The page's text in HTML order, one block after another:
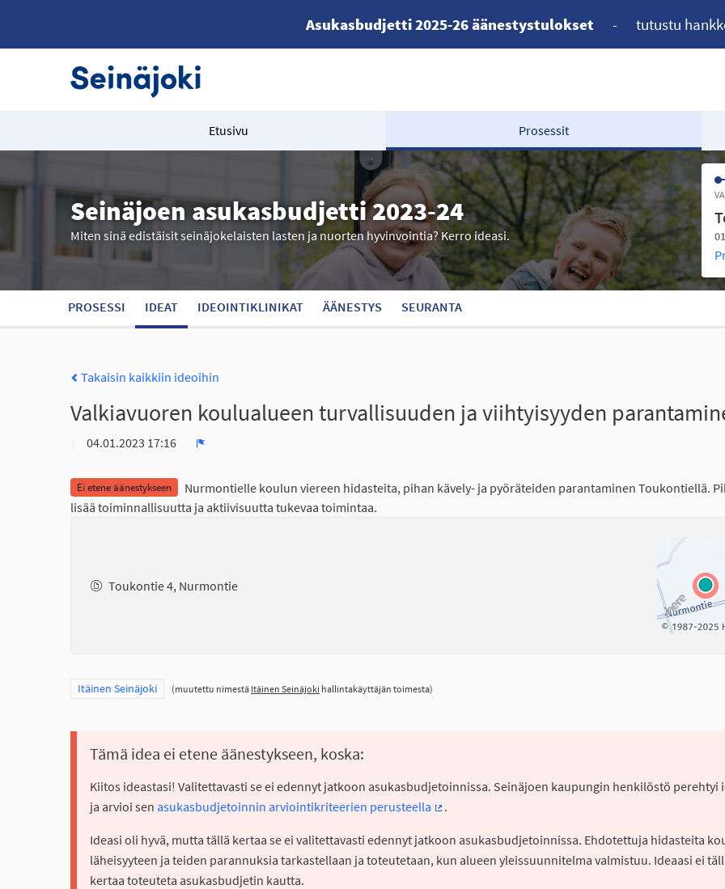
Asukasbudjetti 2025-26 äänestystulokset - tutustu
Etusivu Prosessit
Seinäjoen asukasbudjetti 2023-24
Miten sinä edistäisit seinäjokelaisten lasten ja nuorten hyvinvointia? Kerro ideasi.
PROSESSI IDEAT IDEOINTIKLINIKAT ÄÄNESTYS SEURANTA
Takaisin kaikkiin ideoihin
Valkiavuoren koulualueen turvallisuuden ja viihtyisyyden
04.01.2023 17:16
Ei etene äänestykseen
Nurmontielle koulun viereen hidasteita, pihan kävely- ja pyöräteiden parantaminen Toukontiellä.
lisää toiminnallisuutta ja aktiivisuutta tukevaa toimintaa.
Toukontie 4, Nurmontie
Rajaa tulokset teeman mukaan: Itäinen Seinäjoki
Itäinen Seinäjoki (muutettu nimestä Itäinen Seinäjoki hallintakäyttäjän toimesta)
Tämä idea ei etene äänestykseen, koska:
Kiitos ideastasi! Valitettavasti se ei edennyt jatkoon asukasbudjetoinnissa. Seinäjoen kaupungin henkilöstö perehtyi
ja arvioi sen asukasbudjetoinnin arviointikriteerien perusteella
.
Ideasi oli hyvä, mutta tällä kertaa se ei valitettavasti edennyt jatkoon asukasbudjetoinnissa. Ehdotettuja hidasteita
läheisyyteen ja teiden parannuksia tarkastellaan ja toteutetaan, kun alueen yleissuunnitelma valmistuu. Ideaasi ei
kertaa toteuteta asukasbudjetin kautta.